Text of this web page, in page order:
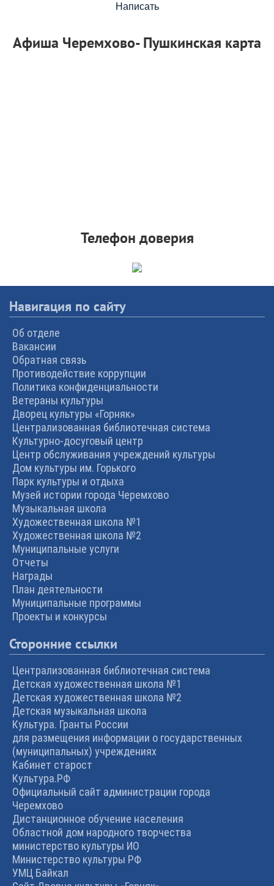
Написать
Афиша Черемхово- Пушкинская карта
Телефон доверия
Навигация по сайту
Об отделе
Вакансии
Обратная связь
Противодействие коррупции
Политика конфиденциальности
Ветераны культуры
Дворец культуры «Горняк»
Централизованная библиотечная система
Культурно-досуговый центр
Центр обслуживания учреждений культуры
Дом культуры им. Горького
Парк культуры и отдыха
Музей истории города Черемхово
Музыкальная школа
Художественная школа №1
Художественная школа №2
Муниципальные услуги
Отчеты
Награды
План деятельности
Муниципальные программы
Проекты и конкурсы
Сторонние ссылки
Централизованная библиотечная система
Детская художественная школа №1
Детская художественная школа №2
Детская музыкальная школа
Культура. Гранты России
для размещения информации о государственных
(муниципальных) учреждениях
Кабинет старост
Культура.РФ
Официальный сайт администрации города
Черемхово
Дистанционное обучение населения
Областной дом народного творчества
министерство культуры ИО
Министерство культуры РФ
УМЦ Байкал